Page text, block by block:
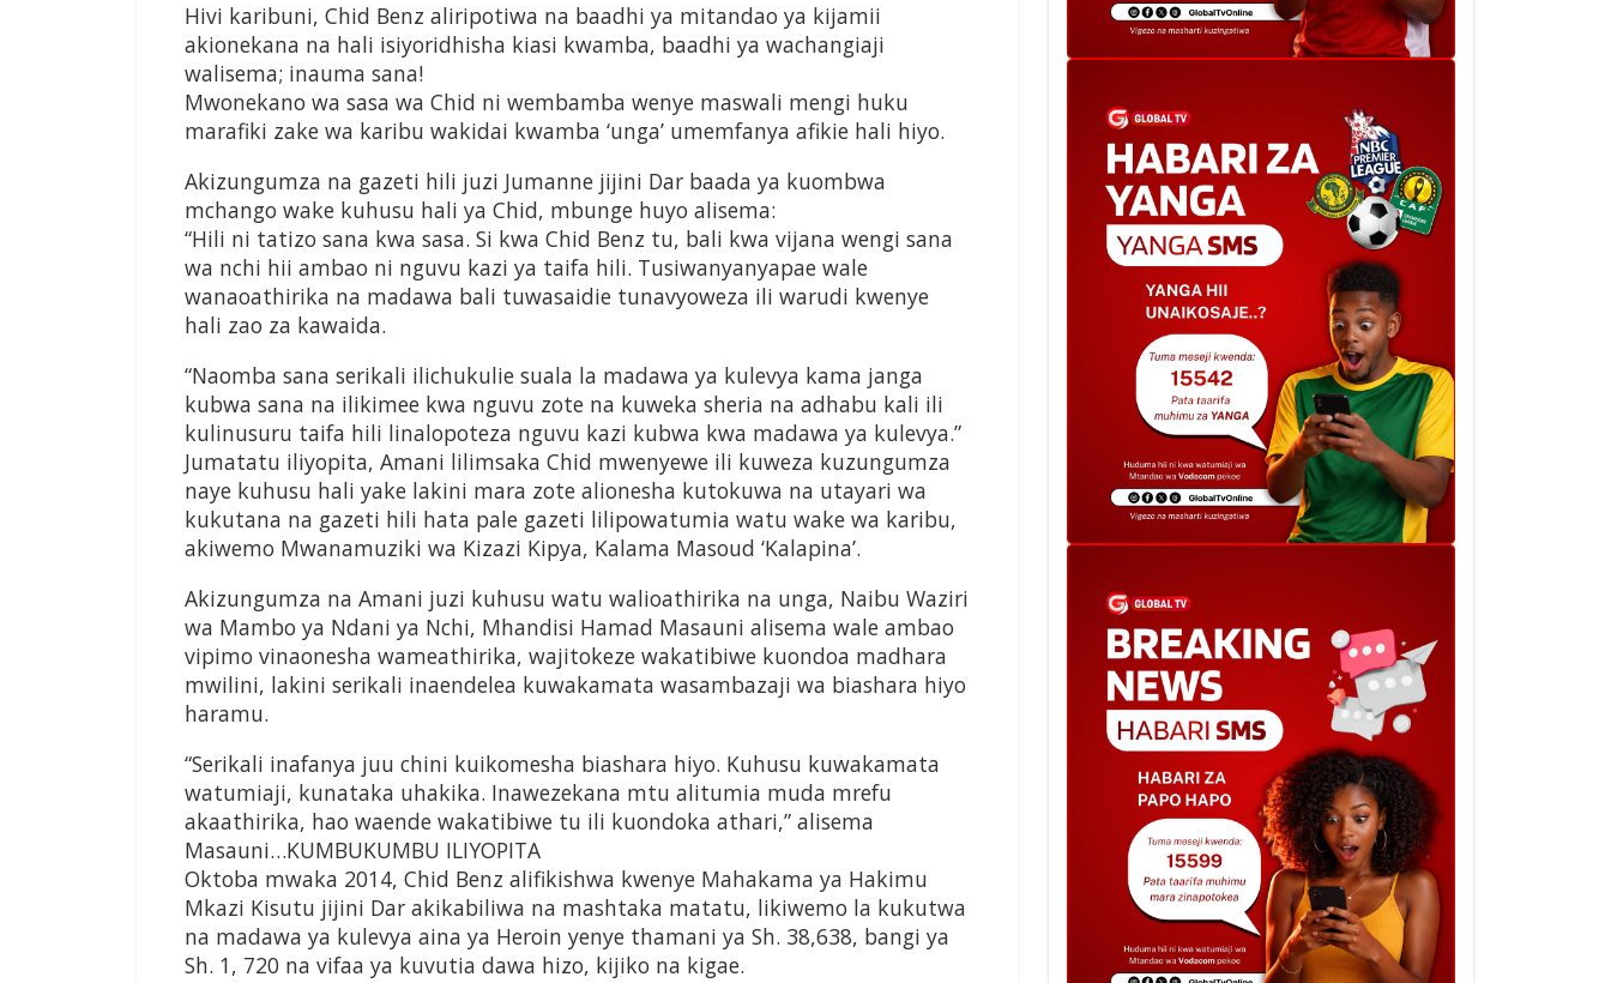
Hivi karibuni, Chid Benz aliripotiwa na baadhi ya mitandao ya kijamii
akionekana na hali isiyoridhisha kiasi kwamba, baadhi ya wachangiaji
walisema; inauma sana!
Mwonekano wa sasa wa Chid ni wembamba wenye maswali mengi huku
marafiki zake wa karibu wakidai kwamba ‘unga’ umemfanya afikie hali hiyo.
Akizungumza na gazeti hili juzi Jumanne jijini Dar baada ya kuombwa
mchango wake kuhusu hali ya Chid, mbunge huyo alisema:
“Hili ni tatizo sana kwa sasa. Si kwa Chid Benz tu, bali kwa vijana wengi sana
wa nchi hii ambao ni nguvu kazi ya taifa hili. Tusiwanyanyapae wale
wanaoathirika na madawa bali tuwasaidie tunavyoweza ili warudi kwenye
hali zao za kawaida.
“Naomba sana serikali ilichukulie suala la madawa ya kulevya kama janga
kubwa sana na ilikimee kwa nguvu zote na kuweka sheria na adhabu kali ili
kulinusuru taifa hili linalopoteza nguvu kazi kubwa kwa madawa ya kulevya.”
Jumatatu iliyopita, Amani lilimsaka Chid mwenyewe ili kuweza kuzungumza
naye kuhusu hali yake lakini mara zote alionesha kutokuwa na utayari wa
kukutana na gazeti hili hata pale gazeti lilipowatumia watu wake wa karibu,
akiwemo Mwanamuziki wa Kizazi Kipya, Kalama Masoud ‘Kalapina’.
Akizungumza na Amani juzi kuhusu watu walioathirika na unga, Naibu Waziri
wa Mambo ya Ndani ya Nchi, Mhandisi Hamad Masauni alisema wale ambao
vipimo vinaonesha wameathirika, wajitokeze wakatibiwe kuondoa madhara
mwilini, lakini serikali inaendelea kuwakamata wasambazaji wa biashara hiyo
haramu.
“Serikali inafanya juu chini kuikomesha biashara hiyo. Kuhusu kuwakamata
watumiaji, kunataka uhakika. Inawezekana mtu alitumia muda mrefu
akaathirika, hao waende wakatibiwe tu ili kuondoka athari,” alisema
Masauni…KUMBUKUMBU ILIYOPITA
Oktoba mwaka 2014, Chid Benz alifikishwa kwenye Mahakama ya Hakimu
Mkazi Kisutu jijini Dar akikabiliwa na mashtaka matatu, likiwemo la kukutwa
na madawa ya kulevya aina ya Heroin yenye thamani ya Sh. 38,638, bangi ya
Sh. 1, 720 na vifaa ya kuvutia dawa hizo, kijiko na kigae.